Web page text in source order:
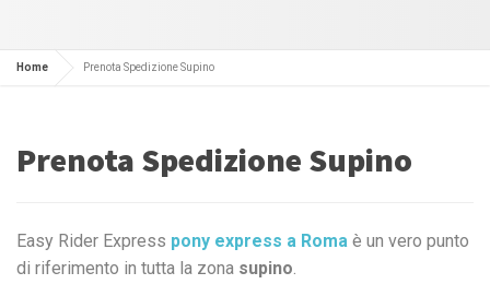
Home Prenota Spedizione Supino
Prenota Spedizione Supino
Easy Rider Express pony express a Roma è un vero punto
di riferimento in tutta la zona supino.